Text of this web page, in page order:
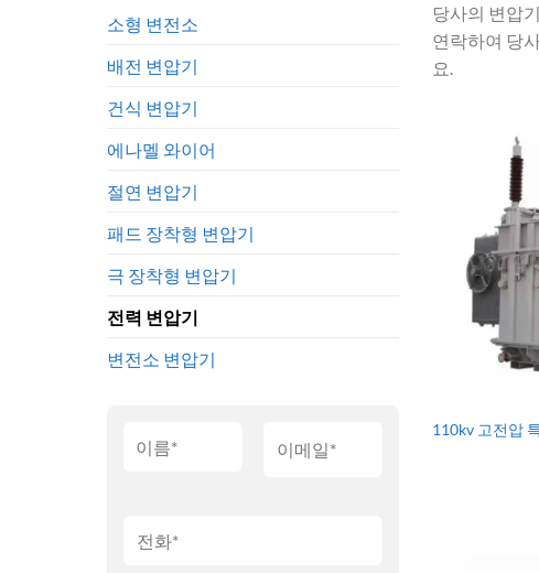
소형 변전소
배전 변압기
건식 변압기
에나멜 와이어
절연 변압기
패드 장착형 변압기
극 장착형 변압기
전력 변압기
변전소 변압기
당사의 변압
연락하여 당
요.
110kv 고전압